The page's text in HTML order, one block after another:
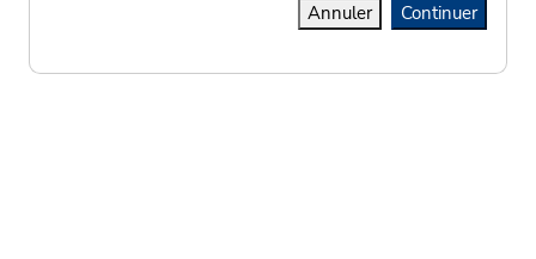
Annuler Continuer